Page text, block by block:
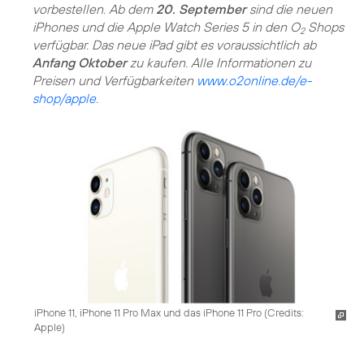
vorbestellen. Ab dem 20. Septembersind die neuen
iPhones und die Apple Watch Series 5 in den O2Shops
verfügbar. Das neue iPad gibt es voraussichtlich ab
Anfang Oktoberzu kaufen. Alle Informationen zu
Preisen und Verfügbarkeiten www.o2online.de/e-
shop/apple.
iPhone 11, iPhone 11 Pro Max und das iPhone 11 Pro (Credits:
Apple)